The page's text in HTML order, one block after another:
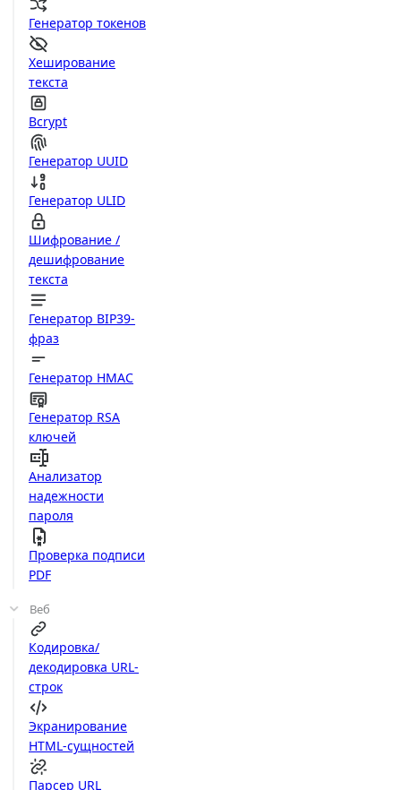
Генератор токенов
Хеширование
текста
Bcrypt
Генератор UUID
Генератор ULID
Шифрование /
дешифрование
текста
Генератор BIP39-
фраз
Генератор HMAC
Генератор RSA
ключей
Анализатор
надежности
пароля
Проверка подписи
PDF
Веб
Кодировка/
декодировка URL-
строк
Экранирование
HTML-сущностей
Парсер URL